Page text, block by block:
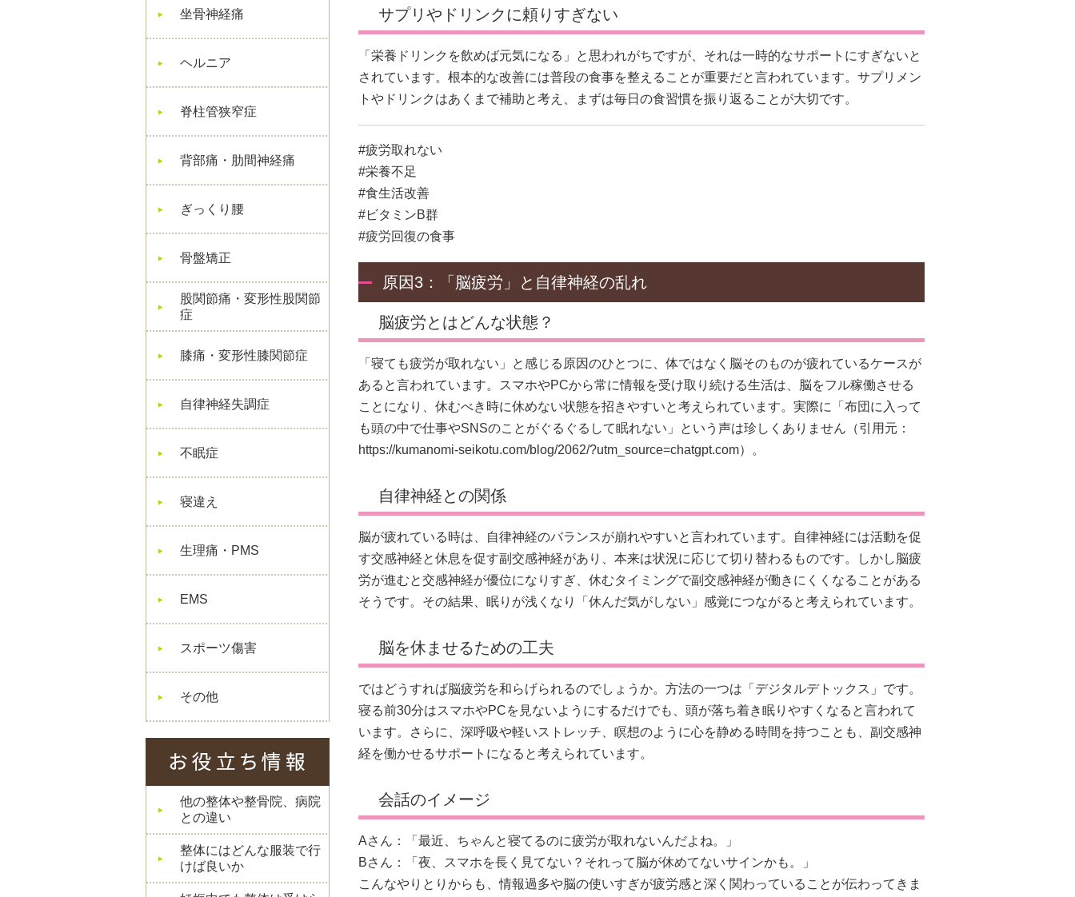
坐骨神経痛
ヘルニア
脊柱管狭窄症
背部痛・肋間神経痛
ぎっくり腰
骨盤矯正
股関節痛・変形性股関節
症
膝痛・変形性膝関節症
自律神経失調症
不眠症
寝違え
生理痛・PMS
EMS
スポーツ傷害
その他
他の整体や整骨院、病院
との違い
整体にはどんな服装で行
けば良いか
サプリやドリンクに頼りすぎない
「栄養ドリンクを飲めば元気になる」と思われがちですが、それは一時的なサポートにすぎないと
されています。根本的な改善には普段の食事を整えることが重要だと言われています。サプリメン
トやドリンクはあくまで補助と考え、まずは毎日の食習慣を振り返ることが大切です。
#疲労取れない
#栄養不足
#食生活改善
#ビタミンB群
#疲労回復の食事
原因3：「脳疲労」と自律神経の乱れ
脳疲労とはどんな状態？
「寝ても疲労が取れない」と感じる原因のひとつに、体ではなく脳そのものが疲れているケースが
あると言われています。スマホやPCから常に情報を受け取り続ける生活は、脳をフル稼働させる
ことになり、休むべき時に休めない状態を招きやすいと考えられています。実際に「布団に入って
も頭の中で仕事やSNSのことがぐるぐるして眠れない」という声は珍しくありません（引用元：
https://kumanomi-seikotu.com/blog/2062/?utm_source=chatgpt.com）。
自律神経との関係
脳が疲れている時は、自律神経のバランスが崩れやすいと言われています。自律神経には活動を促
す交感神経と休息を促す副交感神経があり、本来は状況に応じて切り替わるものです。しかし脳疲
労が進むと交感神経が優位になりすぎ、休むタイミングで副交感神経が働きにくくなることがある
そうです。その結果、眠りが浅くなり「休んだ気がしない」感覚につながると考えられています。
脳を休ませるための工夫
ではどうすれば脳疲労を和らげられるのでしょうか。方法の一つは「デジタルデトックス」です。
寝る前30分はスマホやPCを見ないようにするだけでも、頭が落ち着き眠りやすくなると言われて
います。さらに、深呼吸や軽いストレッチ、瞑想のように心を静める時間を持つことも、副交感神
経を働かせるサポートになると考えられています。
会話のイメージ
Aさん：「最近、ちゃんと寝てるのに疲労が取れないんだよね。」
Bさん：「夜、スマホを長く見てない？それって脳が休めてないサインかも。」
こんなやりとりからも、情報過多や脳の使いすぎが疲労感と深く関わっていることが伝わってきま